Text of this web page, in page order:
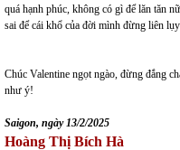
quá hạnh phúc, không có gì để lăn tăn
sai để cái khổ của đời mình đừng liên
Chúc Valentine ngọt ngào, đừng đắng
như ý!
Saigon, ngày 13/2/2025
Hoàng Thị Bích Hà